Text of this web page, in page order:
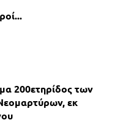
200ετηρίδος των
εκ